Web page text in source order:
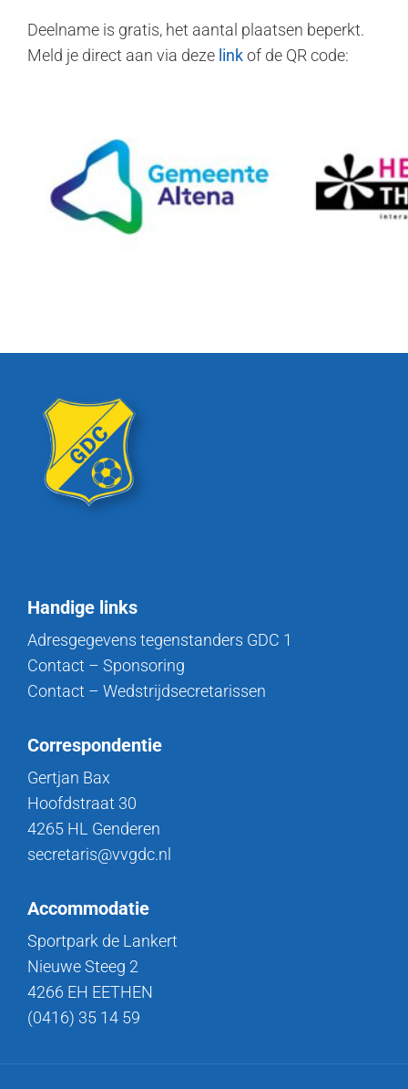
Deelname is gratis, het aantal plaatsen beperkt.
Meld je direct aan via deze linkof de QR code:
Handige links
Adresgegevens tegenstanders GDC 1
Contact – Sponsoring
Contact – Wedstrijdsecretarissen
Correspondentie
Gertjan Bax
Hoofdstraat 30
4265 HL Genderen
secretaris@vvgdc.nl
Accommodatie
Sportpark de Lankert
Nieuwe Steeg 2
4266 EH EETHEN
(0416) 35 14 59